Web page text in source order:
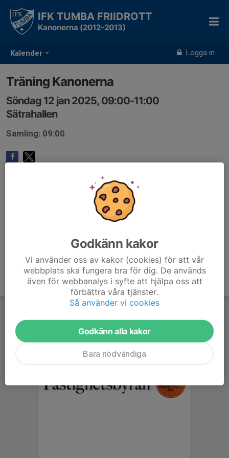
Kalender Logga in
IFK TUMBA FRIIDROTT
Kanonerna (2012-2013)
Träning Kanonerna
Söndag 12 jan 2025, 09:00-11:00
Sätrahallen
Samling: 09:00
Godkänn kakor
Vi använder oss av kakor (cookies) för att vår
webbplats ska fungera bra för dig. De används
även för webbanalys i syfte att hjälpa oss att
förbättra våra tjänster.
Så använder vi cookies
Godkänn alla kakor
Bara nödvändiga